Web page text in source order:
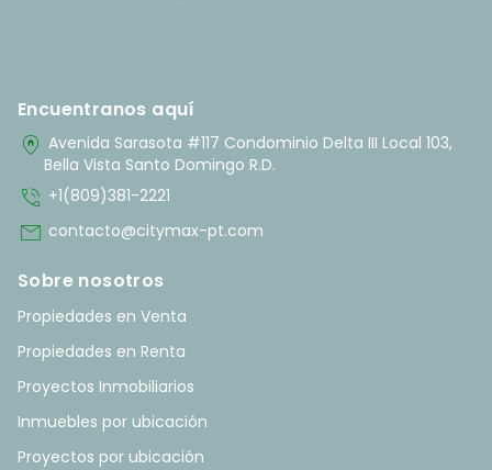
Encuentranos aquí
home_pin Avenida Sarasota #117 Condominio Delta III Local 103,
Bella Vista Santo Domingo R.D.
phone_in_talk +1(809)381-2221
mail contacto@citymax-pt.com
Sobre nosotros
Propiedades en Venta
Propiedades en Renta
Proyectos Inmobiliarios
Inmuebles por ubicación
Proyectos por ubicación